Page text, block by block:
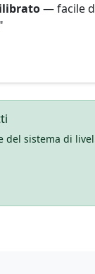
— facile
del sistema di